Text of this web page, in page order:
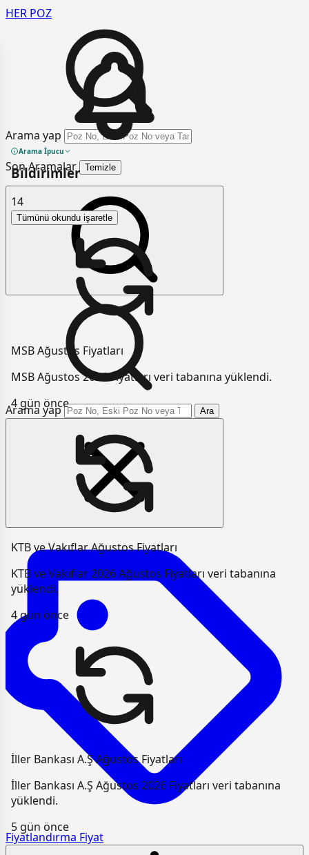
HER POZ
Arama yap
Arama İpucu
Son Aramalar Temizle
Arama yap Ara
Fiyatlandırma Fiyat
Bildirimler
14
Tümünü okundu işaretle
MSB Ağustos Fiyatları
MSB Ağustos 2026 Fiyatları veri tabanına yüklendi.
4 gün önce
KTB ve Vakıflar Ağustos Fiyatları
KTB ve Vakıflar 2026 Ağustos Fiyatları veri tabanına
yüklendi.
4 gün önce
İller Bankası A.Ş Ağustos Fiyatları
İller Bankası A.Ş Ağustos 2026 Fiyatları veri tabanına
yüklendi.
5 gün önce